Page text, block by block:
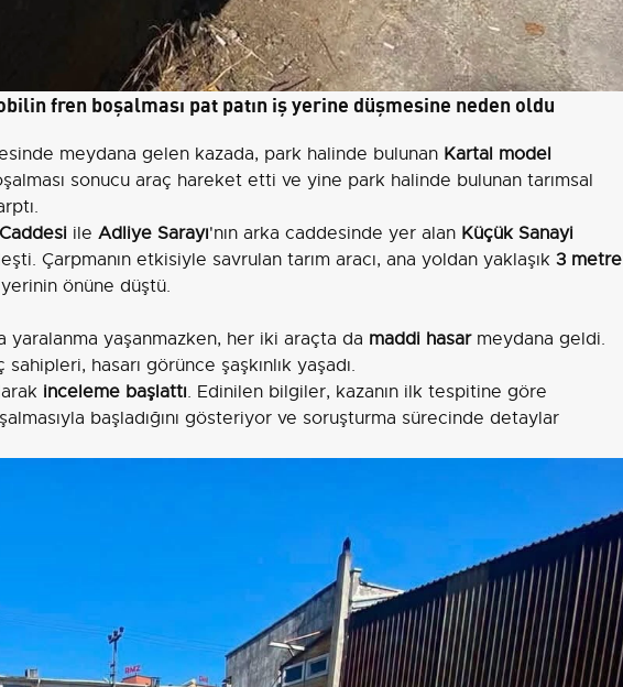
fren boşalması pat patın iş yerine düşmesine neden oldu
meydana gelen kazada, park halinde bulunan Kartal model
sonucu araç hareket etti ve yine park halinde bulunan tarımsal
ile Adliye Sarayı'nın arka caddesinde yer alan Küçük Sanayi
Çarpmanın etkisiyle savrulan tarım aracı, ana yoldan yaklaşık 3 metre
önüne düştü.
yaralanma yaşanmazken, her iki araçta da maddi hasarmeydana geldi.
hasarı görünce şaşkınlık yaşadı.
inceleme başlattı. Edinilen bilgiler, kazanın ilk tespitine göre
başladığını gösteriyor ve soruşturma sürecinde detaylar